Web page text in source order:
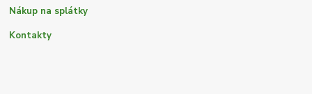
Nákup na splátky
Kontakty